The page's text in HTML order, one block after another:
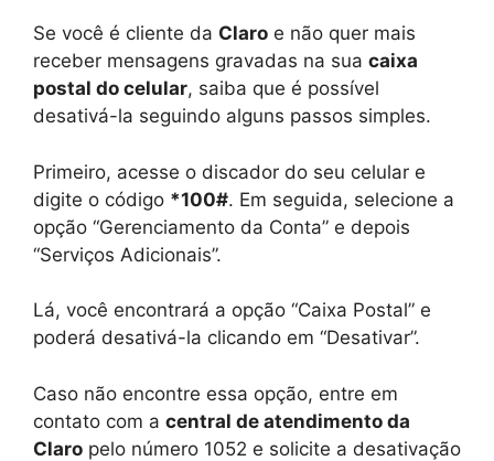
Se você é cliente da Claro e não quer mais
receber mensagens gravadas na sua caixa
postal do celular, saiba que é possível
desativá-la seguindo alguns passos simples.
Primeiro, acesse o discador do seu celular e
digite o código *100#. Em seguida, selecione a
opção “Gerenciamento da Conta” e depois
“Serviços Adicionais”.
Lá, você encontrará a opção “Caixa Postal” e
poderá desativá-la clicando em “Desativar”.
Caso não encontre essa opção, entre em
contato com a central de atendimento da
Claro pelo número 1052 e solicite a desativação